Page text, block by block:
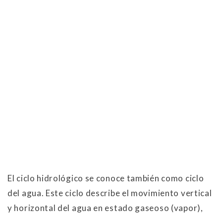
El ciclo hidrológico se conoce también como ciclo
del agua. Este ciclo describe el movimiento vertical
y horizontal del agua en estado gaseoso (vapor),